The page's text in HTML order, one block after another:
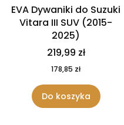
EVA Dywaniki do Suzuki
Vitara III SUV (2015-
2025)
219,99 zł
178,85 zł
Do koszyka